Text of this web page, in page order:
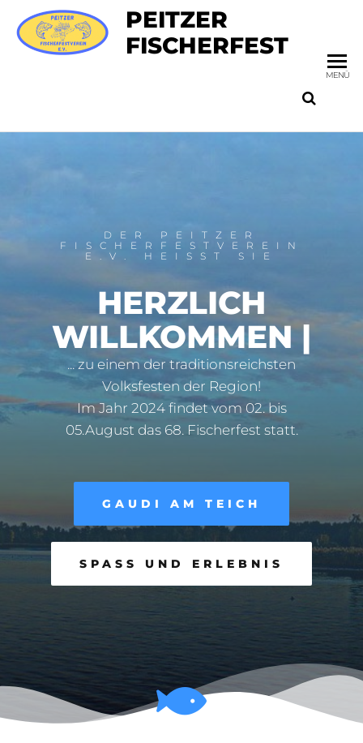
PEITZER
FISCHERFEST
MENÜ
DER PEITZER
FISCHERFESTVEREIN
E.V. HEISST SIE
HERZLICH
WILLKOMMEN|
... zu einem der traditionsreichsten
Volksfesten der Region!
Im Jahr 2024 findet vom 02. bis
05.August das 68. Fischerfest statt.
GAUDI AM TEICH
SPASS UND ERLEBNIS